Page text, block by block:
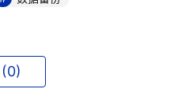
，数据调用路径分散，难
通用数据访问层”，实现实
与调度，避免重复建设冗
0)